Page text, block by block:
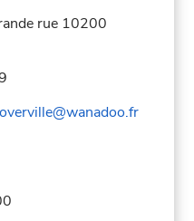
rue 10200